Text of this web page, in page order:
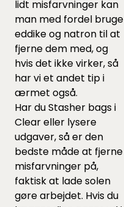
lidt misfarvninger kan
man med fordel bruge
eddike og natron til at
fjerne dem med, og
hvis det ikke virker, så
har vi et andet tip i
ærmet også.
Har du Stasher bags i
Clear eller lysere
udgaver, så er den
bedste måde at fjerne
misfarvninger på,
faktisk at lade solen
gøre arbejdet. Hvis du